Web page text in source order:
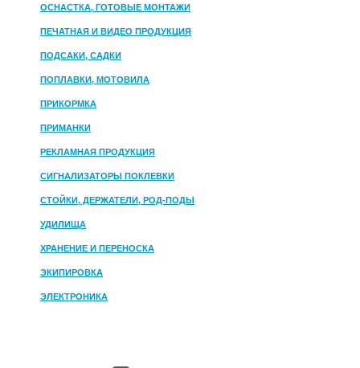
ОСНАСТКА, ГОТОВЫЕ МОНТАЖИ
ПЕЧАТНАЯ И ВИДЕО ПРОДУКЦИЯ
ПОДСАКИ, САДКИ
ПОПЛАВКИ, МОТОВИЛА
ПРИКОРМКА
ПРИМАНКИ
РЕКЛАМНАЯ ПРОДУКЦИЯ
СИГНАЛИЗАТОРЫ ПОКЛЕВКИ
СТОЙКИ, ДЕРЖАТЕЛИ, РОД-ПОДЫ
УДИЛИЩА
ХРАНЕНИЕ И ПЕРЕНОСКА
ЭКИПИРОВКА
ЭЛЕКТРОНИКА